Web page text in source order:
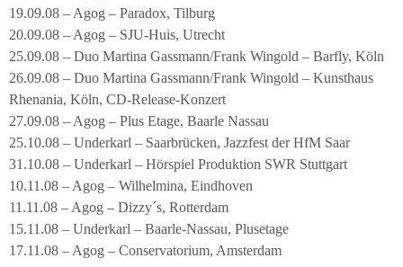
19.09.08 – Agog – Paradox, Tilburg
20.09.08 – Agog – SJU-Huis, Utrecht
25.09.08 – Duo Martina Gassmann/Frank Wingold – Barfly, Köln
26.09.08 – Duo Martina Gassmann/Frank Wingold – Kunsthaus
Rhenania, Köln, CD-Release-Konzert
27.09.08 – Agog – Plus Etage, Baarle Nassau
25.10.08 – Underkarl – Saarbrücken, Jazzfest der HfM Saar
31.10.08 – Underkarl – Hörspiel Produktion SWR Stuttgart
10.11.08 – Agog – Wilhelmina, Eindhoven
11.11.08 – Agog – Dizzy´s, Rotterdam
15.11.08 – Underkarl – Baarle-Nassau, Plusetage
17.11.08 – Agog – Conservatorium, Amsterdam